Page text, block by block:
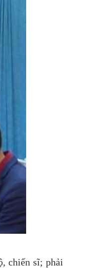
chiến sĩ; phải